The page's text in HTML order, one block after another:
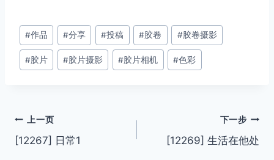
文
章
标
#作品 #分享 #投稿 #胶卷 #胶卷摄影
#胶片 #胶片摄影 #胶片相机 #色彩
文
章
上一页
[12267] 日常1
下一步
[12269] 生活在他处